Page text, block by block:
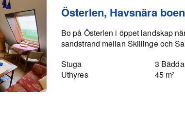
Österlen, Havsnära
Bo på Österlen i öppet landskap
sandstrand mellan Skillinge och
Stuga
Uthyres
3
45 m²